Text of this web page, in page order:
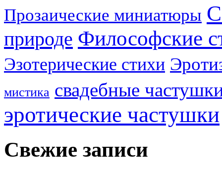
Прозаические миниатюры
природе Философские
Эзотерические стихи
мистика свадебные
эротические частушки
Свежие записи